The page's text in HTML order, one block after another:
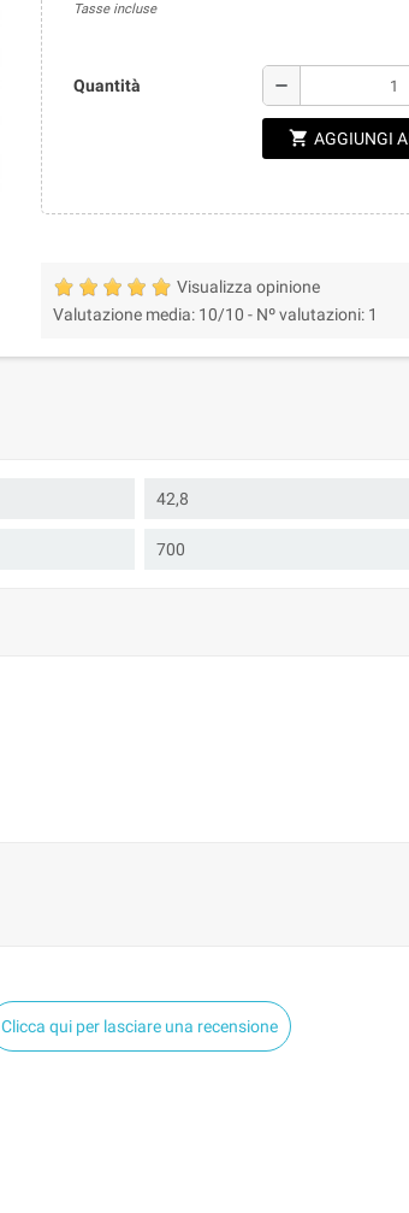
Tasse incluse
Quantità remove
shopping_cart AGGIUNGI
Visualizza opinione
Valutazione media: 10/10 - Nº valutazioni: 1
42,8
700
Clicca qui per lasciare una recensione